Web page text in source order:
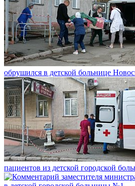
обрушился в детской больнице
пациентов из детской городской